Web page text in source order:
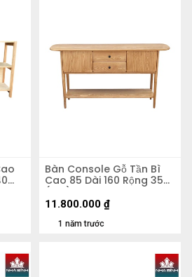
Bàn Console Gỗ Tần Bì
Cao 85 Dài 160 Rộng 35
(cm)
1 năm trước
11.800.000 ₫